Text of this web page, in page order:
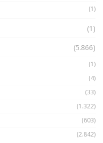
(1)
(1)
(5.866)
(1)
(4)
(33)
(1.322)
(603)
(2.842)